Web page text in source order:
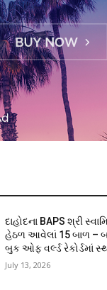
દાહોદના BAPS શ્રી
હેઠળ આવેલાં 15 બાળ –
બુક ઓફ વર્લ્ડ રેકોર્ડમાં
July 13, 2026